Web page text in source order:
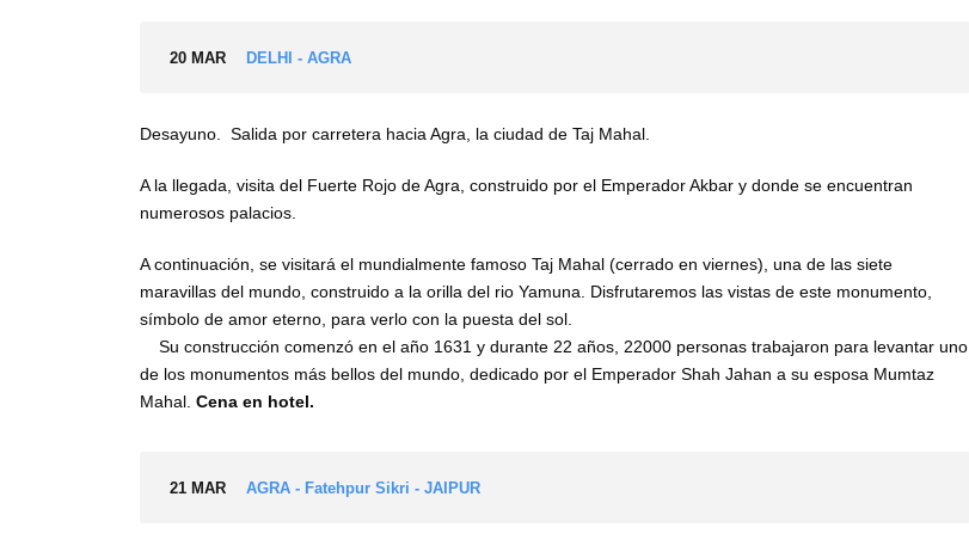
20 MAR DELHI - AGRA
Desayuno. Salida por carretera hacia Agra, la ciudad de Taj Mahal.
A la llegada, visita del Fuerte Rojo de Agra, construido por el Emperador Akbar y donde se encuentran
numerosos palacios.
A continuación, se visitará el mundialmente famoso Taj Mahal (cerrado en viernes), una de las siete
maravillas del mundo, construido a la orilla del rio Yamuna. Disfrutaremos las vistas de este monumento,
símbolo de amor eterno, para verlo con la puesta del sol.
Su construcción comenzó en el año 1631 y durante 22 años, 22000 personas trabajaron para levantar uno
de los monumentos más bellos del mundo, dedicado por el Emperador Shah Jahan a su esposa Mumtaz
Mahal. Cena en hotel.
21 MAR AGRA - Fatehpur Sikri - JAIPUR